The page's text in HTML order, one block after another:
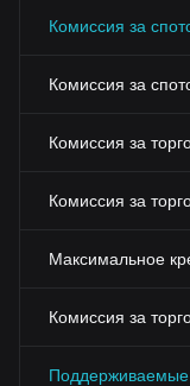
Комиссия за
Комиссия за
Комиссия за
Комиссия за
Максимальное
Комиссия за
Поддерживаемые